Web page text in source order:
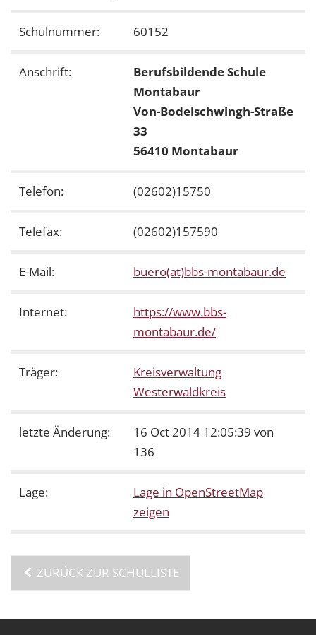
Schulnummer: 60152
Anschrift:
Berufsbildende Schule
Montabaur
Von-Bodelschwingh-Straße
33
56410 Montabaur
Telefon: (02602)15750
Telefax: (02602)157590
E-Mail: buero(at)bbs-montabaur.de
Internet:
https://www.bbs-
montabaur.de/
Träger:
Kreisverwaltung
Westerwaldkreis
letzte Änderung:
16 Oct 2014 12:05:39 von
136
Lage:
Lage in OpenStreetMap
zeigen
ZURÜCK ZUR SCHULLISTE